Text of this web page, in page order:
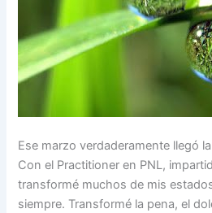
Ese marzo verdaderamente llegó
Con el Practitioner en PNL,
transformé muchos de mis
siempre. Transformé la pena, el